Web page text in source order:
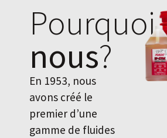
Pourquoi
nous?
En 1953, nous
avons créé le
premier d’une
gamme de fluides